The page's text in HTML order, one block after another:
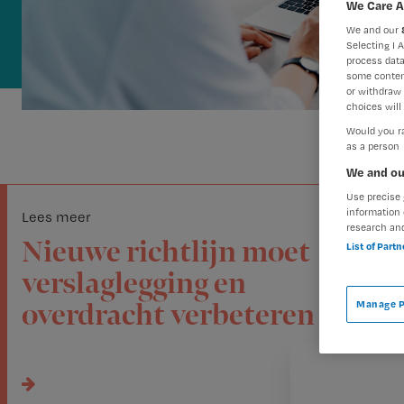
Lees meer
Nieuwe richtlijn moet
verslaglegging en
overdracht verbeteren
We Care
We and our
Selecting I
process
some
or withdraw
choices will
Would you
as a person
We and
Use
information
research
List of
Manage